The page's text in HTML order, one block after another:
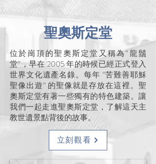
聖奧斯定堂
位於崗頂的聖奧斯定堂又稱為“龍鬚
堂”，早在 2005 年的時候已經正式登入
世界文化遺產名錄。每年 “苦難善耶穌
聖像出遊” 的聖像就是存放在這裡。聖
奧斯定堂有著一些獨有的特色建築。讓
我們一起走進聖奧斯定堂，了解這天主
教世遺景點背後的故事。
立刻觀看